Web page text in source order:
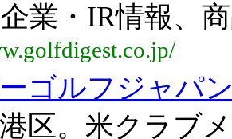
業・IR情報、
ゴルフジャパ
区。米クラブ